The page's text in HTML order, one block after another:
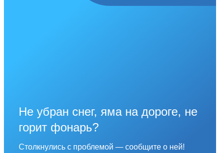
Не убран снег, яма на дороге, не
горит фонарь?
Столкнулись с проблемой — сообщите о ней!